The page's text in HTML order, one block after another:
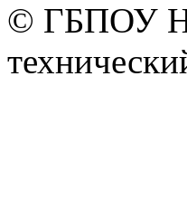
© ГБПОУ